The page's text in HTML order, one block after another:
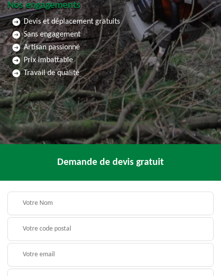
Nos engagements
Devis et déplacement gratuits
Sans engagement
Artisan passionné
Prix imbattable
Travail de qualité
Demande de devis gratuit